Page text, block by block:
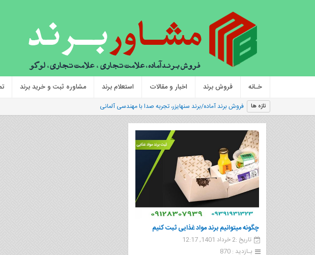
خـانه فروش برند اخبار و مقالات استعلام برند مشاوره ثبت و خرید برند
تازه ها فروش برند آماده/برند سنهایزر، تجربه صدا با مهندسی آلمانی
چگونه میتوانیم برند مواد غذایی ثبت کنیم
تاریخ :2 خرداد 1401, 12:17
بـازدید : 870